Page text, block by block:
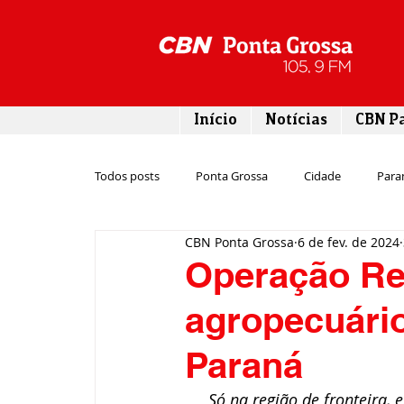
Início Notícias CBN
Todos posts Ponta Grossa Cidade
Emprego Campos Gerais
Rodovias Agronegócio
Tecnologia Polícia
Operação
Paraná
CBN Ponta Grossa 6 de fev. de 2024
Só na região de fronteira,